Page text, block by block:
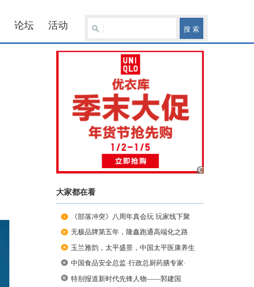
论坛 活动
大家都在看
《部落冲突》八周年真会玩 玩家线下聚
无极品牌第五年，隆鑫跑通高端化之路
玉兰雅韵，太平盛景，中国太平医康养生
中国食品安全总监·行政总厨药膳专家·
特别报道新时代先锋人物——郭建国